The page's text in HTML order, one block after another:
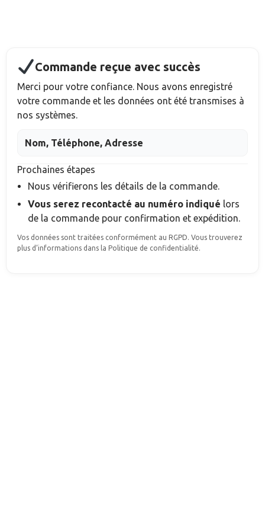
Commande reçue avec succès
Merci pour votre confiance. Nous avons enregistré
votre commande et les données ont été transmises à
nos systèmes.
Nom, Téléphone, Adresse
Prochaines étapes
Nous vérifierons les détails de la commande.
Vous serez recontacté au numéro indiqué lors
de la commande pour confirmation et expédition.
Vos données sont traitées conformément au RGPD. Vous trouverez
plus d’informations dans la Politique de confidentialité.